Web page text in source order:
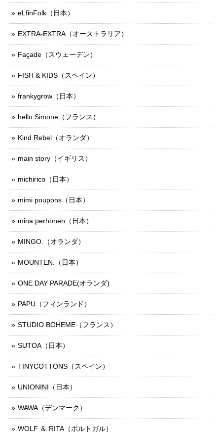
eLfinFolk（日本）
EXTRA-EXTRA（オーストラリア）
Façade（スウェーデン）
FISH & KIDS（スペイン）
frankygrow（日本）
hello Simone（フランス）
Kind Rebel（オランダ）
main story（イギリス）
michirico（日本）
mimi poupons（日本）
mina perhonen（日本）
MINGO.（オランダ）
MOUNTEN.（日本）
ONE DAY PARADE(オランダ)
PAPU（フィンランド）
STUDIO BOHEME（フランス）
SUTOA（日本）
TINYCOTTONS（スペイン）
UNIONINI（日本）
WAWA（デンマーク）
WOLF ＆ RITA（ポルトガル）